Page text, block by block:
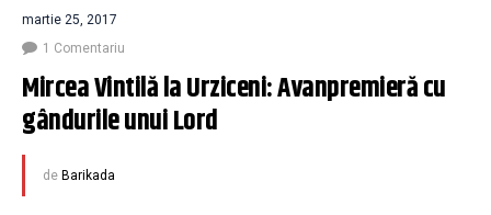
martie 25, 2017
1 Comentariu
Mircea Vintilă la Urziceni: Avanpremieră cu
gândurile unui Lord
de Barikada